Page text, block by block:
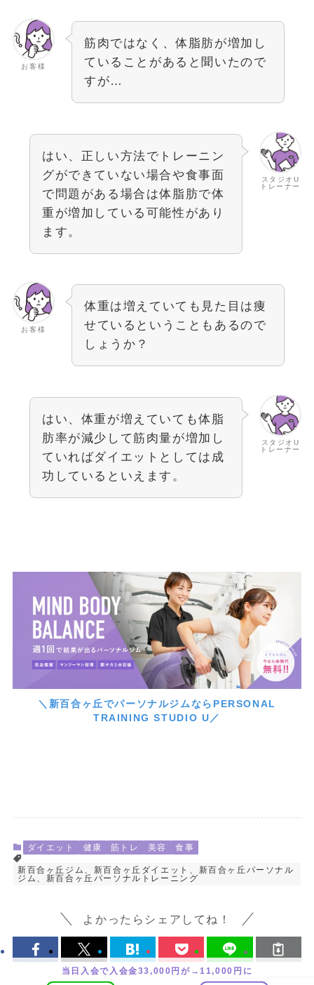
お客様
筋肉ではなく、体脂肪が増加し
ていることがあると聞いたので
すが…
スタジオU
トレーナー
はい、正しい方法でトレーニン
グができていない場合や食事面
で問題がある場合は体脂肪で体
重が増加している可能性があり
ます。
お客様
体重は増えていても見た目は痩
せているということもあるので
しょうか？
スタジオU
トレーナー
はい、体重が増えていても体脂
肪率が減少して筋肉量が増加し
ていればダイエットとしては成
功しているといえます。
＼新百合ヶ丘でパーソナルジムならPERSONAL
TRAINING STUDIO U／
ダイエット 健康 筋トレ 美容 食事
新百合ヶ丘ジム、新百合ヶ丘ダイエット、新百合ヶ丘パーソナル
ジム、新百合ヶ丘パーソナルトレーニング
よかったらシェアしてね！
当日入会で入会金33,000円が→11,000円に